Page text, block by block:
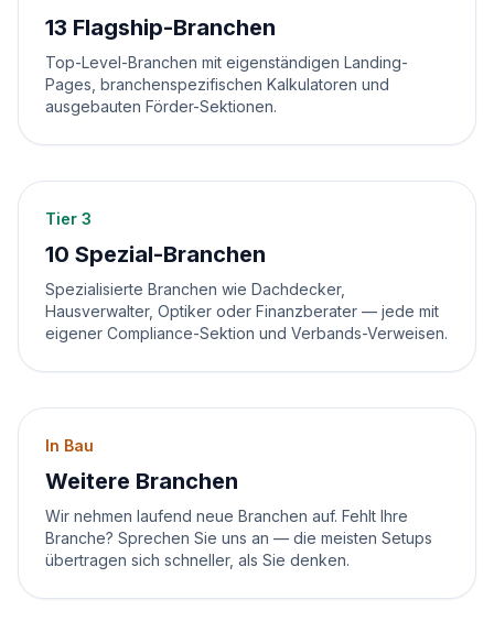
13 Flagship-Branchen
Top-Level-Branchen mit eigenständigen Landing-
Pages, branchenspezifischen Kalkulatoren und
ausgebauten Förder-Sektionen.
Tier 3
10 Spezial-Branchen
Spezialisierte Branchen wie Dachdecker,
Hausverwalter, Optiker oder Finanzberater — jede mit
eigener Compliance-Sektion und Verbands-Verweisen.
In Bau
Weitere Branchen
Wir nehmen laufend neue Branchen auf. Fehlt Ihre
Branche? Sprechen Sie uns an — die meisten Setups
übertragen sich schneller, als Sie denken.